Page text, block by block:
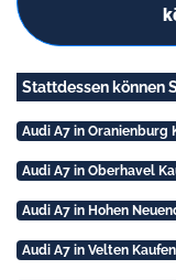
Stattdessen können
Audi A7 in Oranienburg
Audi A7 in Oberhavel
Audi A7 in Hohen
Audi A7 in Velten